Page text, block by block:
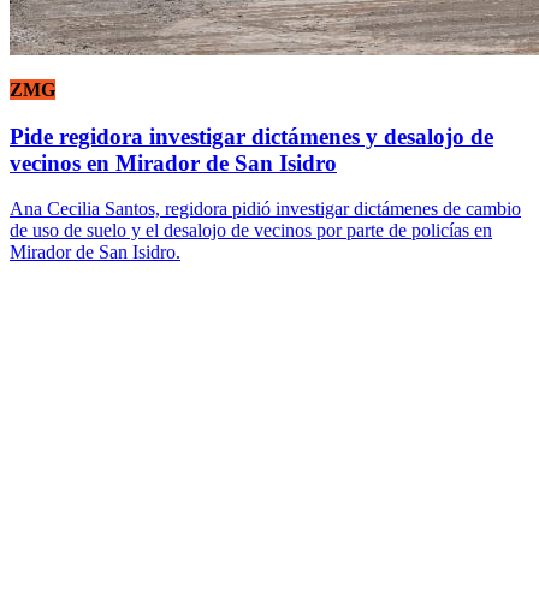
ZMG
Pide regidora investigar dictámenes y desalojo de
vecinos en Mirador de San Isidro
Ana Cecilia Santos, regidora pidió investigar dictámenes de cambio
de uso de suelo y el desalojo de vecinos por parte de policías en
Mirador de San Isidro.